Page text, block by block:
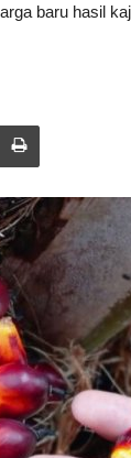
baru hasil